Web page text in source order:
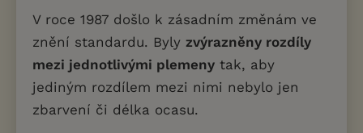
V roce 1987 došlo k zásadním změnám ve
znění standardu. Byly zvýrazněny rozdíly
mezi jednotlivými plemeny tak, aby
jediným rozdílem mezi nimi nebylo jen
zbarvení či délka ocasu.